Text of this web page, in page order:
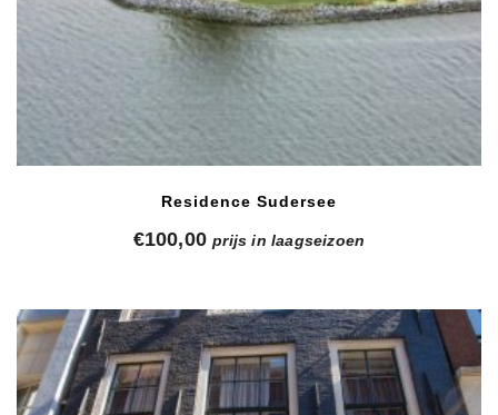
Residence Sudersee
€100,00 prijs in laagseizoen